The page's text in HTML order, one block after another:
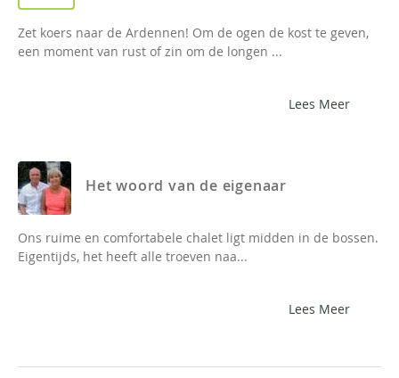
Zet koers naar de Ardennen! Om de ogen de kost te geven,
een moment van rust of zin om de longen ...
Lees Meer
Het woord van de eigenaar
Ons ruime en comfortabele chalet ligt midden in de bossen.
Eigentijds, het heeft alle troeven naa...
Lees Meer